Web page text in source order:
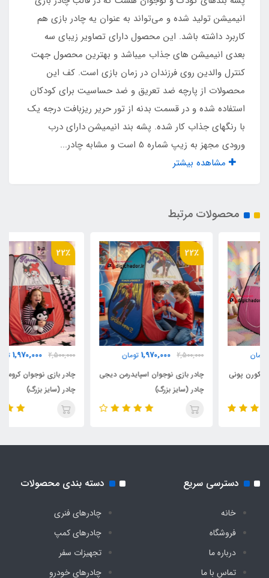
فلزی فنری روکشدار با نوار ابریشم
نوع باز و بست
آسان تاشو مشابه چادر مسافرتی فنری
نوع زیپ
اقلام همراه
کیف حمل مخصوص
انیمیشن تولید شده و می‌تواند به عنوان یه چادر بازی هم
کاربرد داشته باشد. این محصول دارای تصاویر زیبای سه
بعدی انیمیشن های جذاب میباشد و بهترین محصول جهت
کنترل والدین روی فرزندان در زمان بازی است. کف این
محصولات از پارچه ضد تعریق و ضد حساسیت برای کودکان
استفاده شده و در قسمت بدنه از تور حریر ریزبافت درجه یک
با رنگهای جذاب کار شده. پشه بند انیمیشن دارای درب
ورودی مجهز به زیپ شماره 5 است و مشابه چادر...
مشاهده بیشتر
محصولات مرتبط
22٪
2,500,000
1,970,000 تومان
چادر بازی نوجوان اسپایدرمن دیجی
چادر (سایز بزرگ)
22٪
2,500,000
1,970,000 تومان
چادر بازی نوجوان کرومی دیجی
چادر (سایز بزرگ)
دسترسی سریع
خانه
فروشگاه
درباره ما
تماس با ما
دسته بندی محصولات
چادرهای فنری
چادرهای کمپ
تجهیزات سفر
چادرهای خودرو